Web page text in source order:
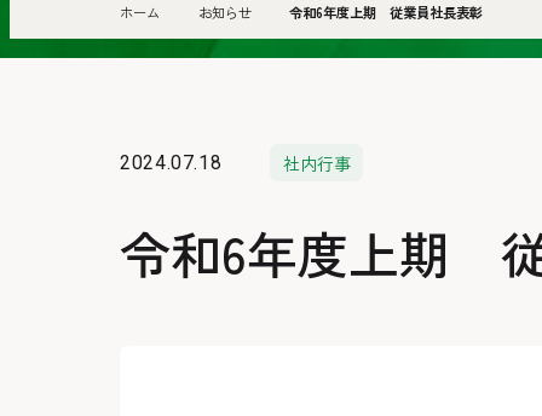
式
ホーム お知らせ 令和6年度上期 従業員社長表彰
2024.07.18 社内行事
令和6年度上期